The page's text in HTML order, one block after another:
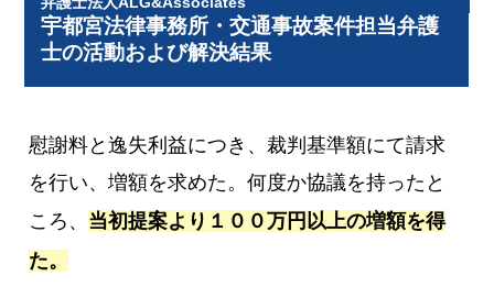
宇都宮法律事務所・交通事故案件担当弁護
士の活動および解決結果
慰謝料と逸失利益につき、裁判基準額にて請求
を行い、増額を求めた。何度か協議を持ったと
ころ、 当初提案より１００万円以上の増額を得
た。